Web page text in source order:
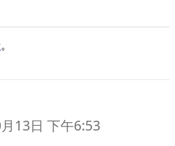
。
13日 下午6:53